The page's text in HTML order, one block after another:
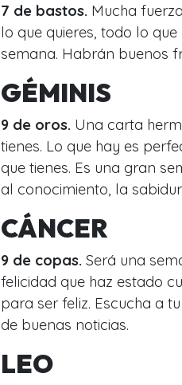
7 de bastos. Mucha
lo que quieres, todo lo
semana. Habrán buenos
GÉMINIS
9 de oros. Una carta
tienes. Lo que hay es
que tienes. Es una gran
al conocimiento, la
CÁNCER
9 de copas. Será una
felicidad que haz estado
para ser feliz. Escucha a
de buenas noticias.
LEO